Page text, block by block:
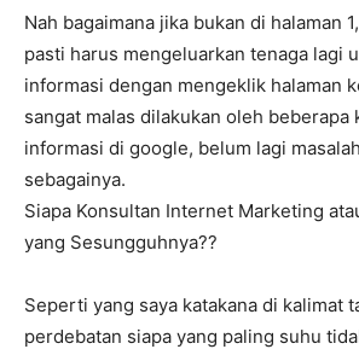
Nah bagaimana jika bukan di halaman
pasti harus mengeluarkan tenaga lagi
informasi dengan mengeklik halaman
sangat malas dilakukan oleh beberapa
informasi di google, belum lagi
sebagainya.
Siapa Konsultan Internet Marketing
yang Sesungguhnya??
Seperti yang saya katakana di kalimat
perdebatan siapa yang paling suhu